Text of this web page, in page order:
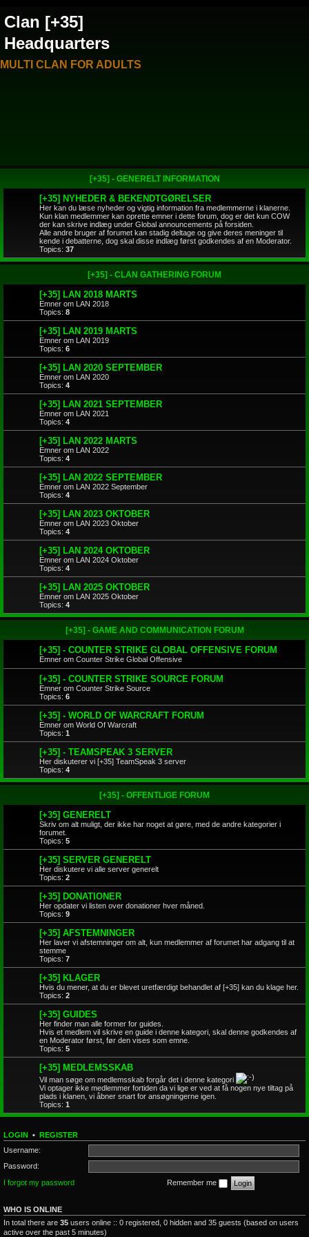
Clan [+35]
Headquarters
MULTI CLAN FOR ADULTS
[+35] - GENERELT INFORMATION
[+35] NYHEDER & BEKENDTGØRELSER
Her kan du læse nyheder og vigtig information fra medlemmerne i klanerne.
Kun klan medlemmer kan oprette emner i dette forum, dog er det kun COW
der kan skrive indlæg under Global announcements på forsiden.
Alle andre bruger af forumet kan stadig deltage og give deres meninger til
kende i debatterne, dog skal disse indlæg først godkendes af en Moderator.
Topics: 37
[+35] - CLAN GATHERING FORUM
[+35] LAN 2018 MARTS
Emner om LAN 2018
Topics: 8
[+35] LAN 2019 MARTS
Emner om LAN 2019
Topics: 6
[+35] LAN 2020 SEPTEMBER
Emner om LAN 2020
Topics: 4
[+35] LAN 2021 SEPTEMBER
Emner om LAN 2021
Topics: 4
[+35] LAN 2022 MARTS
Emner om LAN 2022
Topics: 4
[+35] LAN 2022 SEPTEMBER
Emner om LAN 2022 September
Topics: 4
[+35] LAN 2023 OKTOBER
Emner om LAN 2023 Oktober
Topics: 4
[+35] LAN 2024 OKTOBER
Emner om LAN 2024 Oktober
Topics: 4
[+35] LAN 2025 OKTOBER
Emner om LAN 2025 Oktober
Topics: 4
[+35] - GAME AND COMMUNICATION FORUM
[+35] - COUNTER STRIKE GLOBAL OFFENSIVE FORUM
Emner om Counter Strike Global Offensive
[+35] - COUNTER STRIKE SOURCE FORUM
Emner om Counter Strike Source
Topics: 6
[+35] - WORLD OF WARCRAFT FORUM
Emner om World Of Warcraft
Topics: 1
[+35] - TEAMSPEAK 3 SERVER
Her diskuterer vi [+35] TeamSpeak 3 server
Topics: 4
[+35] - OFFENTLIGE FORUM
[+35] GENERELT
Skriv om alt muligt, der ikke har noget at gøre, med de andre kategorier i
forumet.
Topics: 5
[+35] SERVER GENERELT
Her diskutere vi alle server generelt
Topics: 2
[+35] DONATIONER
Her opdater vi listen over donationer hver måned.
Topics: 9
[+35] AFSTEMNINGER
Her laver vi afstemninger om alt, kun medlemmer af forumet har adgang til at
stemme
Topics: 7
[+35] KLAGER
Hvis du mener, at du er blevet uretfærdigt behandlet af [+35] kan du klage her.
Topics: 2
[+35] GUIDES
Her finder man alle former for guides.
Hvis et medlem vil skrive en guide i denne kategori, skal denne godkendes af
en Moderator først, før den vises som emne.
Topics: 5
[+35] MEDLEMSSKAB
Vil man søge om medlemsskab forgår det i denne kategori
Vi optager ikke medlemmer fortiden da vi lige er ved at få nogen nye tiltag på
plads i klanen, vi åbner snart for ansøgningerne igen.
Topics: 1
LOGIN • REGISTER
Username:
Password:
I forgot my password
Remember me
WHO IS ONLINE
In total there are 35 users online :: 0 registered, 0 hidden and 35 guests (based on users
active over the past 5 minutes)